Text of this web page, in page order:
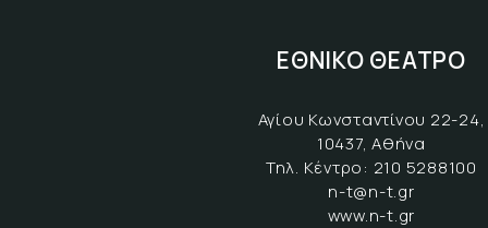
ΕΘΝΙΚΟ ΘΕΑΤΡΟ
Αγίου Κωνσταντίνου 22-24,
10437, Αθήνα
Τηλ. Κέντρο: 210 5288100
n-t@n-t.gr
www.n-t.gr